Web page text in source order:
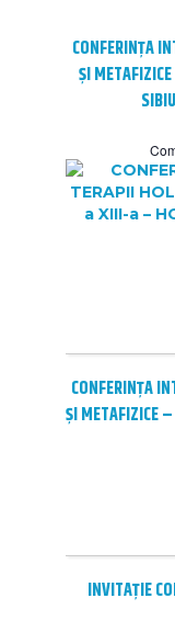
CONFERINȚA
ȘI
CONFERINȚA
ȘI METAFIZICE
INVITAŢIE